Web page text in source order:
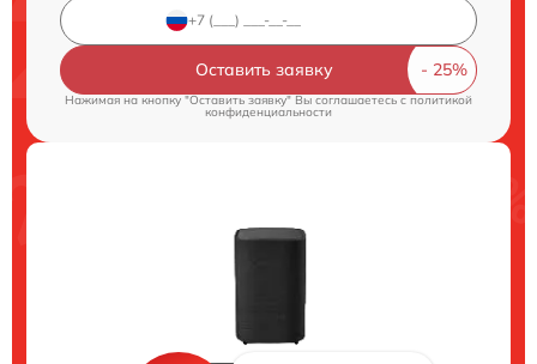
Оставить заявку
Нажимая на кнопку "Оставить заявку" Вы соглашаетесь cполитикой
конфиденциальности